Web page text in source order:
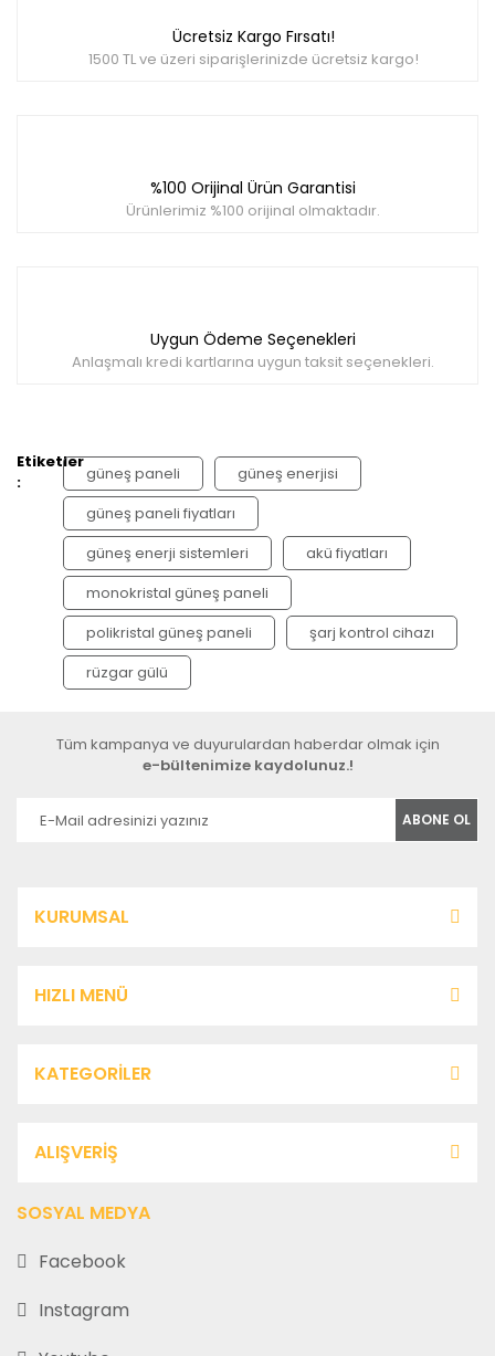
Bu ürüne benzer farklı alternatifler olmalı.
Ücretsiz Kargo Fırsatı!
1500 TL ve üzeri siparişlerinizde ücretsiz kargo!
%100 Orijinal Ürün Garantisi
Ürünlerimiz %100 orijinal olmaktadır.
Uygun Ödeme Seçenekleri
Anlaşmalı kredi kartlarına uygun taksit seçenekleri.
Etiketler
:
güneş paneli
güneş enerjisi
güneş paneli fiyatları
güneş enerji sistemleri
akü fiyatları
monokristal güneş paneli
polikristal güneş paneli
şarj kontrol cihazı
rüzgar gülü
Tüm kampanya ve duyurulardan haberdar olmak için
e-bültenimize kaydolunuz.!
ABONE OL
KURUMSAL
HIZLI MENÜ
KATEGORİLER
ALIŞVERİŞ
SOSYAL MEDYA
Facebook
Instagram